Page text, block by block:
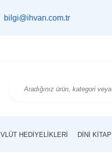
900
HEDIYELIKLERI DINI